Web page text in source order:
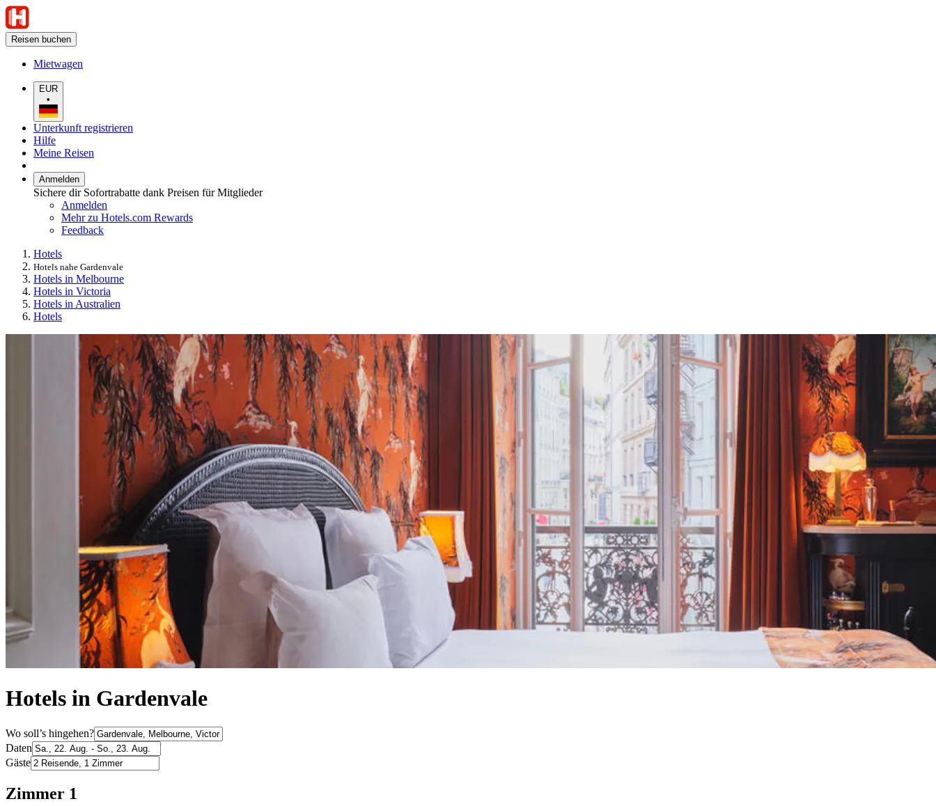
Reisen buchen
Mietwagen
EUR
•
Unterkunft registrieren
Hilfe
Meine Reisen
Anmelden
Sichere dir Sofortrabatte dank Preisen für Mitglieder
Anmelden
Mehr zu Hotels.com Rewards
Feedback
Hotels
Hotels nahe Gardenvale
Hotels in Melbourne
Hotels in Victoria
Hotels in Australien
Hotels
Hotels in Gardenvale
Wo soll’s hingehen?
Daten
Gäste
Zimmer 1